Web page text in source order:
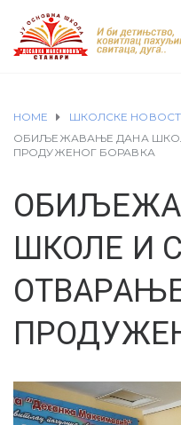
HOME
ШКОЛСКЕ
ОБИЉЕЖАВАЊЕ ДАНА
ПРОДУЖЕНОГ БОРАВКА
ШКОЛЕ И